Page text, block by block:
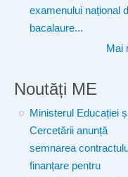
examenului național
bacalaure...
Mai
Noutăți ME
Ministerul Educației
Cercetării anunță
semnarea
finanțare pentru